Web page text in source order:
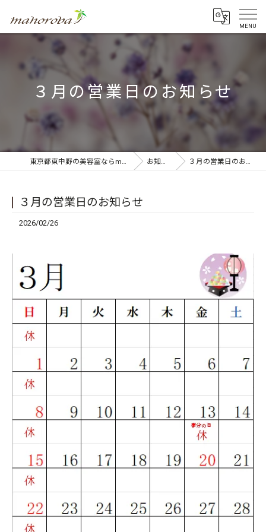
３月の営業日のお知らせ
東京都東中野の美容室ならmahoroba お知らせ ３月の営業日のお知らせ
３月の営業日のお知らせ
2026/02/26